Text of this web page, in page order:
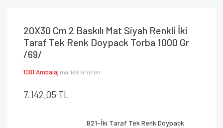
20X30 Cm 2 Baskılı Mat Siyah Renkli İki
Taraf Tek Renk Doypack Torba 1000 Gr
/69/
1001 Ambalaj markalı ürünler
7.142,05 TL
B21-İki Taraf Tek Renk Doypack